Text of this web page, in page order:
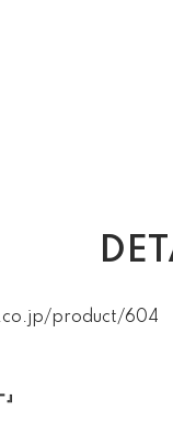
product/604